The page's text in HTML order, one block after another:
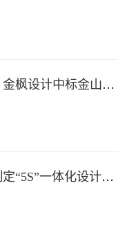
金枫新闻｜金枫设计中标金山集团餐饮楼设计项目，打造科学与艺术相结合的就餐空间
金枫设计制定“5S”一体化设计标准，让商业全案设计导入团餐空间规划